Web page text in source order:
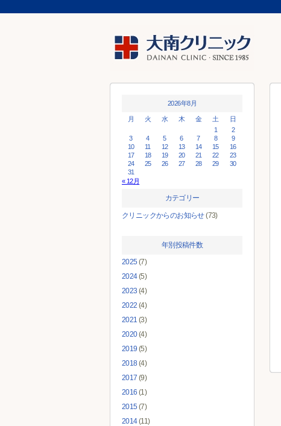
2026年8月
月 火 水 木 金 土
日
1
2
3
4 5 6 7 8
9
10
11 12 13 14 15
16
17
18 19 20 21 22
23
24
25 26 27 28 29
30
31
« 12月
カテゴリー
クリニックからのお知らせ(73)
年別投稿件数
2025 (7)
2024(5)
2023 (4)
2022 (4)
2021 (3)
2020(4)
2019 (5)
2018(4)
2017 (9)
2016 (1)
2015 (7)
2014(11)